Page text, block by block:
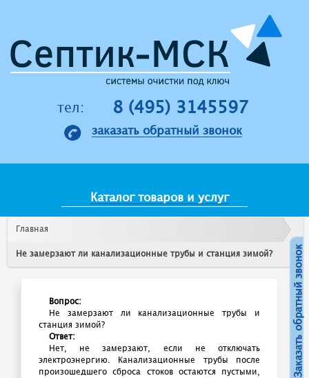
Заказать обратный звонок
тел: 8 (495) 3145597
заказать обратный звонок
Каталог товаров и услуг
Главная
Не замерзают ли канализационные трубы и станция зимой?
Вопрос:
Не замерзают ли канализационные трубы и
станция зимой?
Ответ:
Нет, не замерзают, если не отключать
электроэнергию. Канализационные трубы после
произошедшего сброса стоков остаются пустыми,